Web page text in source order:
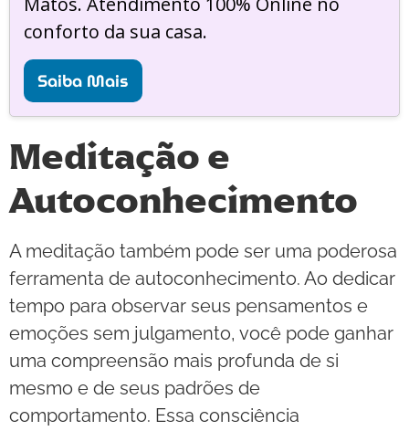
conforto da sua casa.
Saiba Mais
Meditação e
Autoconhecimento
A meditação também pode ser uma poderosa
ferramenta de autoconhecimento. Ao dedicar
tempo para observar seus pensamentos e
emoções sem julgamento, você pode ganhar
uma compreensão mais profunda de si
mesmo e de seus padrões de
comportamento. Essa consciência